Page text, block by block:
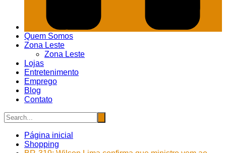
Quem Somos
Zona Leste
Zona Leste
Lojas
Entretenimento
Emprego
Blog
Contato
Página inicial
Shopping